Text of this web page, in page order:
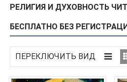
ЗАКЛАДКИ
РЕЛИГИЯ И ДУХОВНОСТЬ
БЕСПЛАТНО БЕЗ